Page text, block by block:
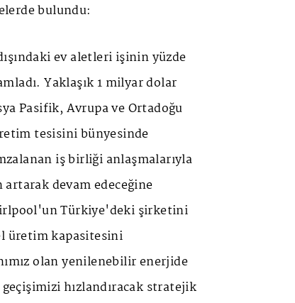
bulundu:
ev aletleri işinin yüzde
Yaklaşık 1 milyar dolar
Pasifik, Avrupa ve Ortadoğu
tesisini bünyesinde
iş birliği anlaşmalarıyla
devam edeceğine
Türkiye'deki şirketini
üretim kapasitesini
olan yenilenebilir enerjide
hızlandıracak stratejik